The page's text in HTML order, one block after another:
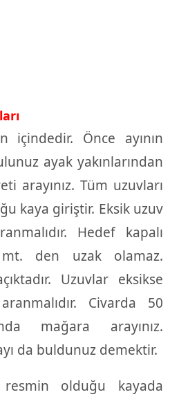
içindedir. Önce ayının
ayak yakınlarından
arayınız. Tüm uzuvları
kaya giriştir. Eksik uzuv
Hedef kapalı
den uzak olamaz.
Uzuvlar eksikse
Civarda 50
mağara arayınız.
da buldunuz demektir.
olduğu kayada